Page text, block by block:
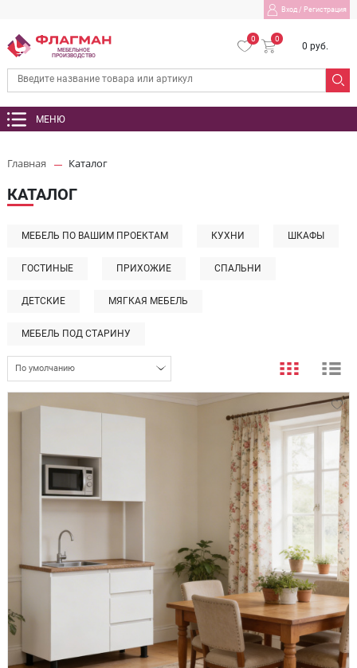
Вход/ Регистрация
МЕБЕЛЬНОЕ
ПРОИЗВОДСТВО
0 0
0 руб.
МЕНЮ
Главная Каталог
КАТАЛОГ
МЕБЕЛЬ ПО ВАШИМ ПРОЕКТАМ КУХНИ ШКАФЫ
ГОСТИНЫЕ ПРИХОЖИЕ СПАЛЬНИ
ДЕТСКИЕ МЯГКАЯ МЕБЕЛЬ
МЕБЕЛЬ ПОД СТАРИНУ
По умолчанию